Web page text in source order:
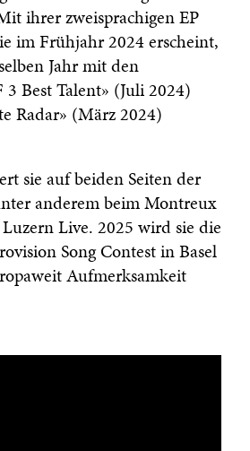
ihrer zweisprachigen EP
im Frühjahr 2024 erscheint,
Jahr mit den
3 Best Talent» (Juli 2024)
Radar» (März 2024)
sie auf beiden Seiten der
anderem beim Montreux
Live. 2025 wird sie die
Song Contest in Basel
Aufmerksamkeit